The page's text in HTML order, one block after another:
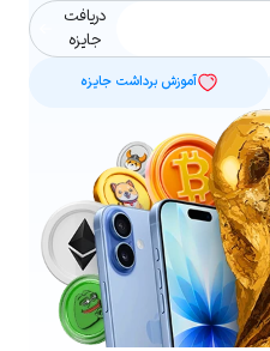
دریافت
جایزه
آموزش برداشت جایزه